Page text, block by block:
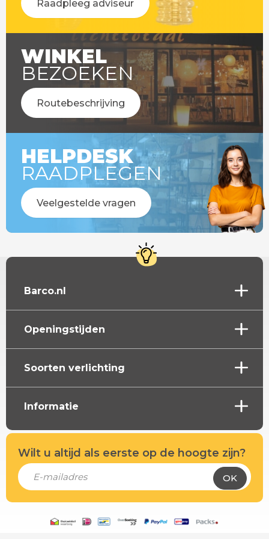
Raadpleeg adviseur
WINKEL
BEZOEKEN
Routebeschrijving
HELPDESK
RAADPLEGEN
Veelgestelde vragen
Barco.nl
Openingstijden
Soorten verlichting
Informatie
Wilt u altijd als eerste op de hoogte zijn?
OK